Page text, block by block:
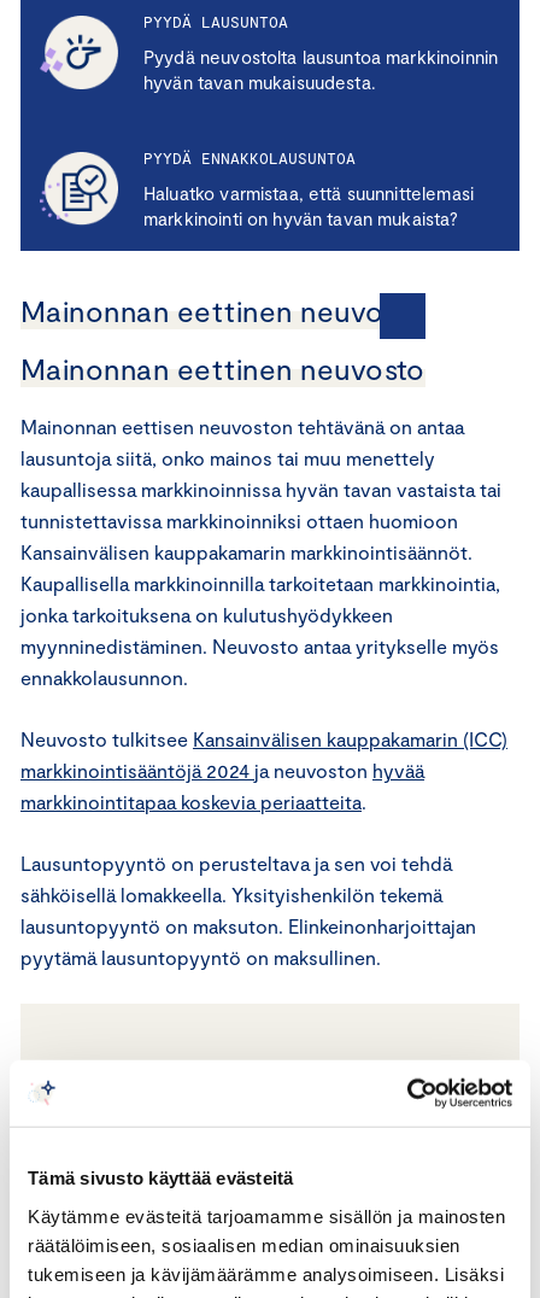
Tämä sivusto käyttää evästeitä
Käytämme evästeitä tarjoamamme sisällön ja mainosten
räätälöimiseen, sosiaalisen median ominaisuuksien
tukemiseen ja kävijämäärämme analysoimiseen. Lisäksi
PYYDÄ LAUSUNTOA
Pyydä neuvostolta lausuntoa markkinoinnin
hyvän tavan mukaisuudesta.
PYYDÄ ENNAKKOLAUSUNTOA
Haluatko varmistaa, että suunnittelemasi
markkinointi on hyvän tavan mukaista?
Mainonnan eettinen neuvosto
Mainonnan eettinen neuvosto
Mainonnan eettisen neuvoston tehtävänä on antaa
lausuntoja siitä, onko mainos tai muu menettely
kaupallisessa markkinoinnissa hyvän tavan vastaista tai
tunnistettavissa markkinoinniksi ottaen huomioon
Kansainvälisen kauppakamarin markkinointisäännöt.
Kaupallisella markkinoinnilla tarkoitetaan markkinointia,
jonka tarkoituksena on kulutushyödykkeen
myynninedistäminen. Neuvosto antaa yritykselle myös
ennakkolausunnon.
Neuvosto tulkitsee Kansainvälisen kauppakamarin (ICC)
markkinointisääntöjä 2024 ja neuvoston hyvää
markkinointitapaa koskevia periaatteita.
Lausuntopyyntö on perusteltava ja sen voi tehdä
sähköisellä lomakkeella. Yksityishenkilön tekemä
lausuntopyyntö on maksuton. Elinkeinonharjoittajan
pyytämä lausuntopyyntö on maksullinen.
Neuvoston toimivaltaan ei kuulu esimerkiksi
markkinoinnin harhaanjohtavuus
markkinoinnin hyvän maun vastaisuus
poliittinen tai uskonnollinen mainonta